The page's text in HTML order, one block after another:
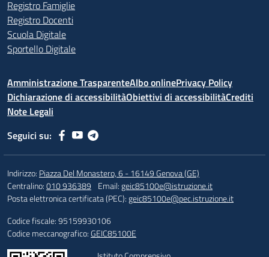
Registro Famiglie
Registro Docenti
Scuola Digitale
Sportello Digitale
Amministrazione TrasparenteAlbo onlinePrivacy Policy
Dichiarazione di accessibilitàObiettivi di accessibilitàCrediti
Note Legali
Seguici su:
Indirizzo: Piazza Del Monastero, 6 - 16149 Genova (GE)
Centralino:010 936389 Email:geic85100e@istruzione.it
Posta elettronica certificata (PEC):geic85100e@pec.istruzione.it
Codice fiscale: 95159930106
Codice meccanografico:GEIC85100E